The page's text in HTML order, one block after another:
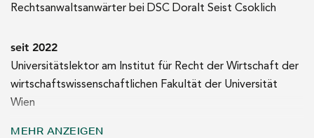
Rechtsanwaltsanwärter bei DSC Doralt Seist Csoklich
seit 2022
Universitätslektor am Institut für Recht der Wirtschaft der
wirtschaftswissenschaftlichen Fakultät der Universität
Wien
MEHR ANZEIGEN